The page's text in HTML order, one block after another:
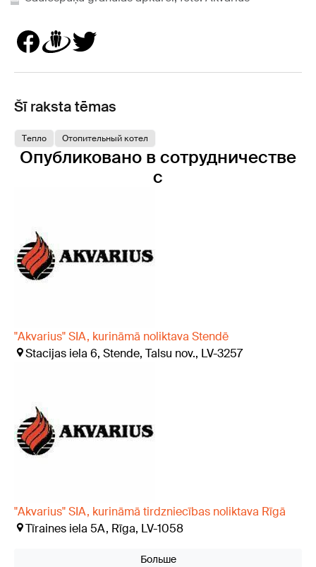
Šī raksta tēmas
Tеплo Отопительный котел
Опубликовано в сотрудничестве
с
"Akvarius" SIA, kurināmā noliktava Stendē
Stacijas iela 6, Stende, Talsu nov., LV-3257
"Akvarius" SIA, kurināmā tirdzniecības noliktava Rīgā
Tīraines iela 5A, Rīga, LV-1058
Больше